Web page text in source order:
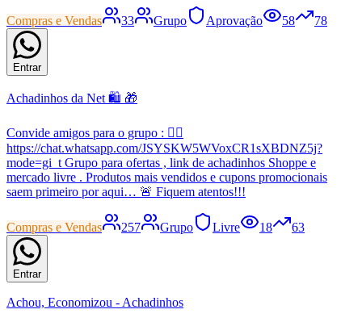
Compras e Vendas 33 Grupo Aprovação 58 78
Entrar
Achadinhos da Net 🛍️ 🎁
Convide amigos para o grupo : 👇🏼
https://chat.whatsapp.com/JSYSKW5WVoxCR1sXBDNZ5j?
mode=gi_t Grupo para ofertas , link de achadinhos Shoppe e
mercado livre . Produtos mais vendidos e cupons promocionais
saem primeiro por aqui… 🚨 Fiquem atentos!!!
Compras e Vendas 257 Grupo Livre 18 63
Entrar
Achou, Economizou - Achadinhos